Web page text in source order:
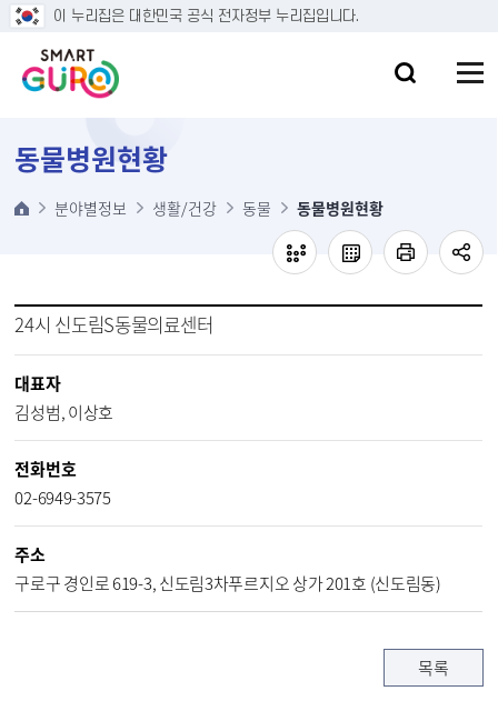
본문 바로가기
이 누리집은 대한민국 공식 전자정부 누리집입니다.
동물병원현황
분야별정보 생활/건강 동물 동물병원현황
24시 신도림S동물의료센터
대표자
김성범, 이상호
전화번호
02-6949-3575
주소
구로구 경인로 619-3, 신도림3차푸르지오 상가 201호 (신도림동)
목록